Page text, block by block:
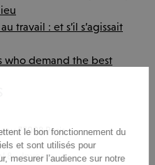
travail : et s’il s’agissait
who demand the best
75008 Paris
8 – Invesco
le bon fonctionnement du
et sont utilisés pour
mesurer l’audience sur notre